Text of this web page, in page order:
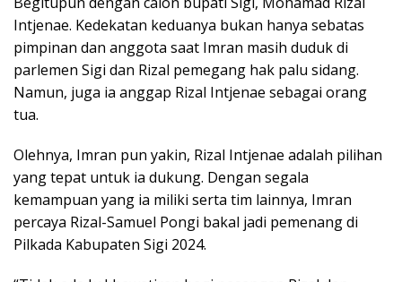
Intjenae. Kedekatan keduanya bukan hanya sebatas
pimpinan dan anggota saat Imran masih duduk di
parlemen Sigi dan Rizal pemegang hak palu sidang.
Namun, juga ia anggap Rizal Intjenae sebagai orang
tua.
Olehnya, Imran pun yakin, Rizal Intjenae adalah pilihan
yang tepat untuk ia dukung. Dengan segala
kemampuan yang ia miliki serta tim lainnya, Imran
percaya Rizal-Samuel Pongi bakal jadi pemenang di
Pilkada Kabupaten Sigi 2024.